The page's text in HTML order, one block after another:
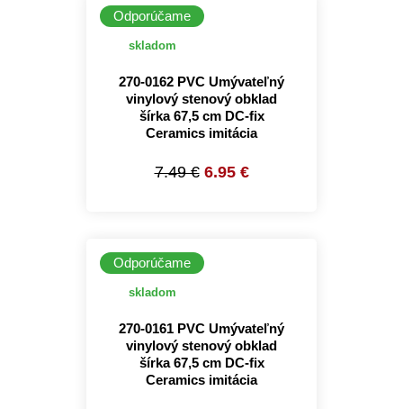
Odporúčame
skladom
270-0162 PVC Umývateľný
vinylový stenový obklad
šírka 67,5 cm DC-fix
Ceramics imitácia
7.49 € 6.95 €
Odporúčame
skladom
270-0161 PVC Umývateľný
vinylový stenový obklad
šírka 67,5 cm DC-fix
Ceramics imitácia